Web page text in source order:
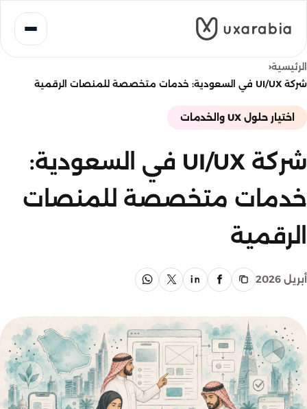
المحتوى
الرئيسية‹
شركة UI/UX في السعودية: خدمات متخصصة للمنصات الرقمية
اختيار حلول UX والخدمات
شركة UI/UX في السعودية:
خدمات متخصصة للمنصات
الرقمية
أبريل 2026